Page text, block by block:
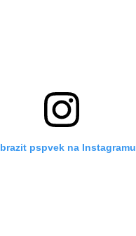
pspvek na Instagramu